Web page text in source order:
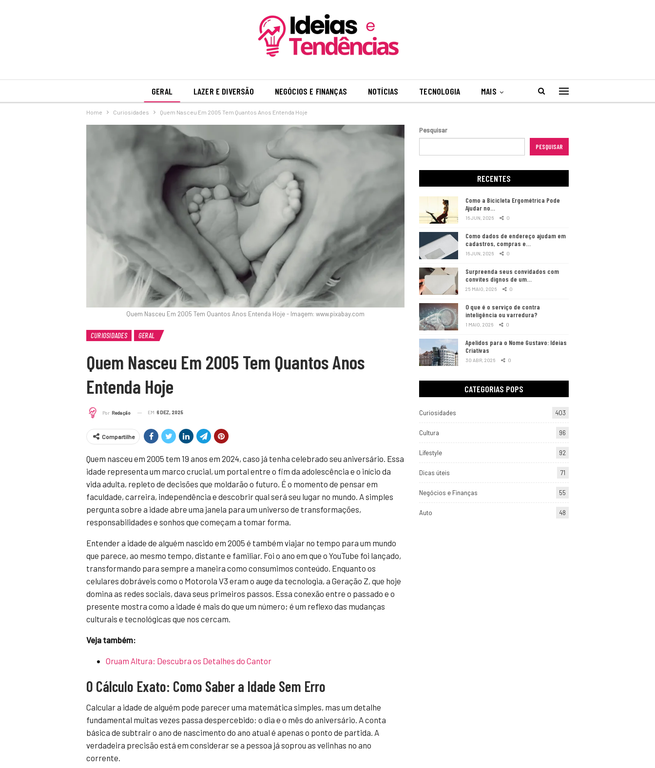
GERAL LAZER E DIVERSÃO NEGÓCIOS E FINANÇAS NOTÍCIAS TECNOLOGIA MAIS
Home Curiosidades Quem Nasceu Em 2005 Tem Quantos Anos Entenda Hoje
Quem Nasceu Em 2005 Tem Quantos Anos Entenda Hoje - Imagem: www.pixabay.com
CURIOSIDADES GERAL
Quem Nasceu Em 2005 Tem Quantos Anos
Entenda Hoje
Por Redação EM 6 DEZ, 2025
Compartilhe
Quem nasceu em 2005 tem 19 anos em 2024, caso já tenha celebrado seu aniversário. Essa
idade representa um marco crucial, um portal entre o fim da adolescência e o início da
vida adulta, repleto de decisões que moldarão o futuro. É o momento de pensar em
faculdade, carreira, independência e descobrir qual será seu lugar no mundo. A simples
pergunta sobre a idade abre uma janela para um universo de transformações,
responsabilidades e sonhos que começam a tomar forma.
Entender a idade de alguém nascido em 2005 é também viajar no tempo para um mundo
que parece, ao mesmo tempo, distante e familiar. Foi o ano em que o YouTube foi lançado,
transformando para sempre a maneira como consumimos conteúdo. Enquanto os
celulares dobráveis como o Motorola V3 eram o auge da tecnologia, a Geração Z, que hoje
domina as redes sociais, dava seus primeiros passos. Essa conexão entre o passado e o
presente mostra como a idade é mais do que um número; é um reflexo das mudanças
culturais e tecnológicas que nos cercam.
Veja também:
Oruam Altura: Descubra os Detalhes do Cantor
O Cálculo Exato: Como Saber a Idade Sem Erro
Calcular a idade de alguém pode parecer uma matemática simples, mas um detalhe
fundamental muitas vezes passa despercebido: o dia e o mês do aniversário. A conta
básica de subtrair o ano de nascimento do ano atual é apenas o ponto de partida. A
verdadeira precisão está em considerar se a pessoa já soprou as velinhas no ano
corrente.
Pesquisar
PESQUISAR
RECENTES
Como a Bicicleta Ergométrica Pode
Ajudar no…
16 JUN, 2026 0
Como dados de endereço ajudam em
cadastros, compras e…
16 JUN, 2026 0
Surpreenda seus convidados com
convites dignos de um…
25 MAIO, 2026 0
O que é o serviço de contra
inteligência ou varredura?
1 MAIO, 2026 0
Apelidos para o Nome Gustavo: Ideias
Criativas
30 ABR, 2026 0
CATEGORIAS POPS
Curiosidades 403
Cultura 96
Lifestyle 92
Dicas úteis 71
Negócios e Finanças 55
Auto 48